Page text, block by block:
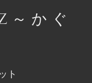
～かぐ
ト